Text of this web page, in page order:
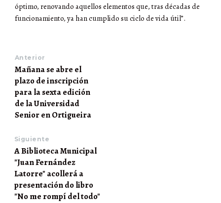
óptimo, renovando aquellos elementos que, tras décadas de
funcionamiento, ya han cumplido su ciclo de vida útil”.
Anterior
Mañana se abre el
plazo de inscripción
para la sexta edición
de la Universidad
Senior en Ortigueira
Siguiente
A Biblioteca Municipal
"Juan Fernández
Latorre" acollerá a
presentación do libro
"No me rompí del todo"